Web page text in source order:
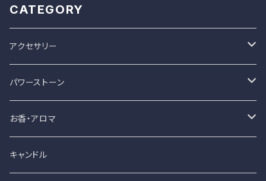
CATEGORY
アクセサリー
ハンドメイド
ペンダント
ブレスレット
レディーメード
バングル
パワーストーン
ハンドメイド
ブレスレット
お香・アロマ
お香
キャンドル